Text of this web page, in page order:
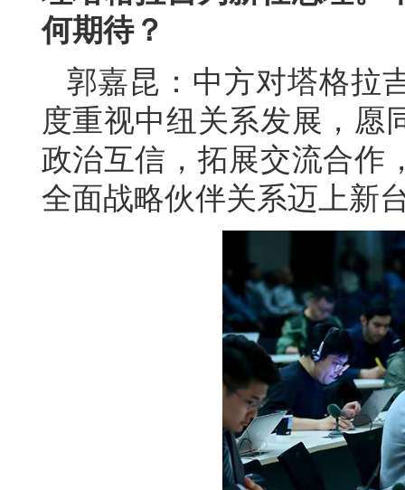
何期待？
郭嘉昆：中方对塔格拉
度重视中纽关系发展，愿
政治互信，拓展交流合作
全面战略伙伴关系迈上新